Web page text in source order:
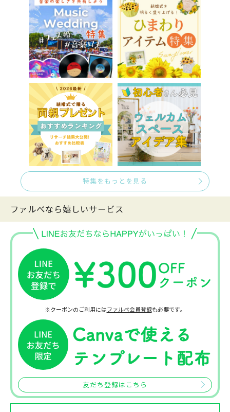
特集をもっとを見る
ファルべなら嬉しいサービス
※クーポンのご利用にはファルベ会員登録も必要です。
友だち登録はこちら